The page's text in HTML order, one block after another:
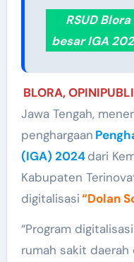
RSUD
besar IGA
BLORA,
Jawa Tengah,
penghargaan
(IGA) 2024dari
Kabupaten
digitalisasi“Dolan
“Program digitalisasi
rumah sakit